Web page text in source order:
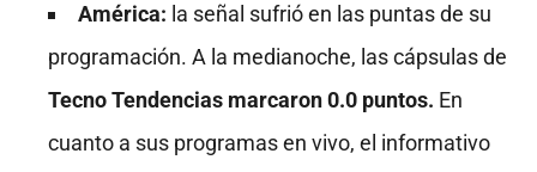
América: la señal sufrió en las puntas de su
programación. A la medianoche, las cápsulas de
Tecno Tendencias marcaron 0.0 puntos. En
cuanto a sus programas en vivo, el informativo